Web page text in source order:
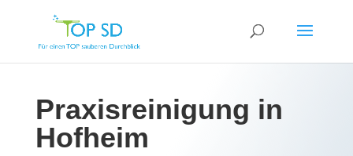
Praxisreinigung in
Hofheim